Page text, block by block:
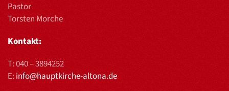
Pastor
Torsten Morche
Kontakt:
T:040 – 3894252
E: info@hauptkirche-altona.de